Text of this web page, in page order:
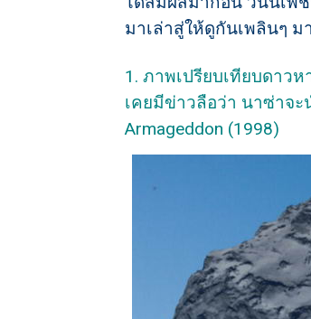
มาเล่าสู่ให้ดูกันเพลินๆ
1. ภาพเปรียบเทียบดาวห
เคยมีข่าวลือว่า นาซ่าจ
Armageddon (1998)